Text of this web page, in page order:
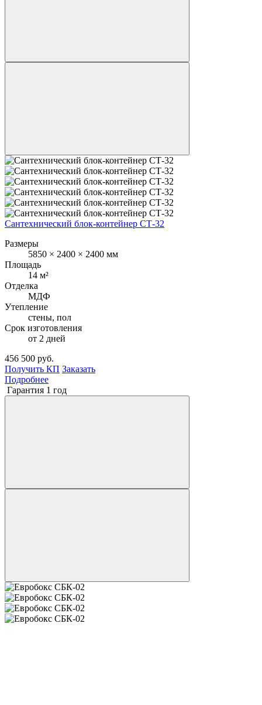
Сантехнический блок-контейнер СТ-32
Размеры
5850 × 2400 × 2400 мм
Площадь
14 м²
Отделка
МДФ
Утепление
стены, пол
Срок изготовления
от 2 дней
456 500 руб.
Получить КП Заказать
Подробнее
Гарантия 1 год